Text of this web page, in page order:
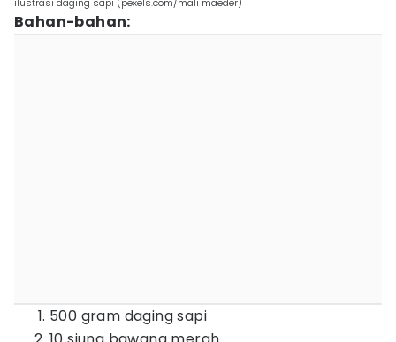
Bahan-bahan:
500 gram daging sapi